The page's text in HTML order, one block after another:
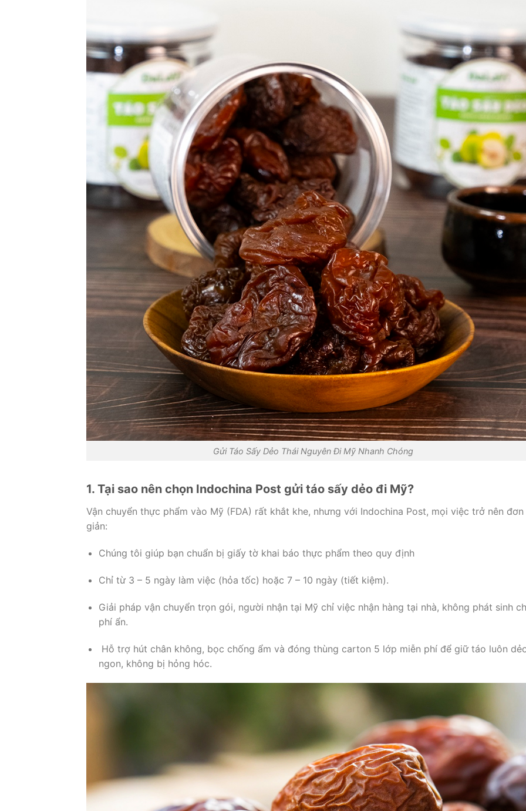
Gửi Táo Sấy Dẻo Thái Nguyên Đi Mỹ Nhanh Chóng
1. Tại sao nên chọn Indochina Post gửi táo sấy dẻo đi Mỹ?
Vận chuyển thực phẩm vào Mỹ (FDA) rất khắt khe, nhưng với Indochina Post, mọi việc trở nên đơn
giản:
Chúng tôi giúp bạn chuẩn bị giấy tờ khai báo thực phẩm theo quy định
Chỉ từ 3 – 5 ngày làm việc (hỏa tốc) hoặc 7 – 10 ngày (tiết kiệm).
Giải pháp vận chuyển trọn gói, người nhận tại Mỹ chỉ việc nhận hàng tại nhà, không phát sinh
phí ẩn.
Hỗ trợ hút chân không, bọc chống ẩm và đóng thùng carton 5 lớp miễn phí để giữ táo luôn
ngon, không bị hỏng hóc.